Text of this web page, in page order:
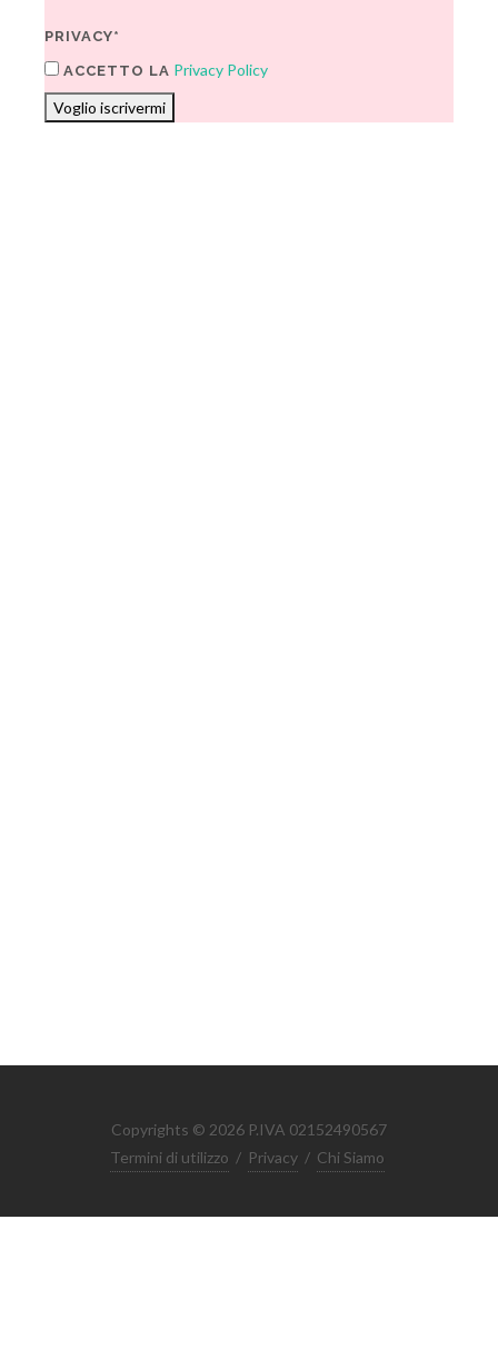
PRIVACY*
ACCETTO LA Privacy Policy
Voglio iscrivermi
Copyrights © 2026 P.IVA 02152490567
Termini di utilizzo / Privacy / Chi Siamo